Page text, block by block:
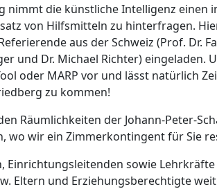
nimmt die künstliche Intelligenz einen
von Hilfsmitteln zu hinterfragen.
aus der Schweiz (Prof. Dr.
und Dr. Michael Richter)
oder MARP vor und lässt natürlich
zu kommen!
Räumlichkeiten der Johann-Peter-
wo wir ein Zimmerkontingent für Sie
Einrichtungsleitenden sowie
Eltern und Erziehungsberechtigte